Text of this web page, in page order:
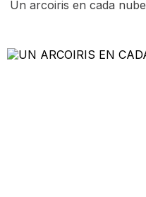
un arcoiris en cada nube